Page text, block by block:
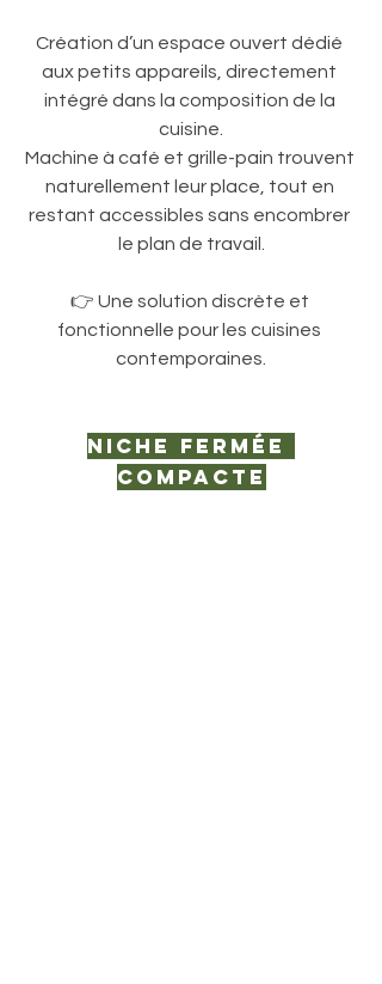
Création d’un espace ouvert dédié
aux petits appareils, directement
intégré dans la composition de la
cuisine.
Machine à café et grille-pain trouvent
naturellement leur place, tout en
restant accessibles sans encombrer
le plan de travail.
👉 Une solution discrète et
fonctionnelle pour les cuisines
contemporaines.
Niche fermée
compacte